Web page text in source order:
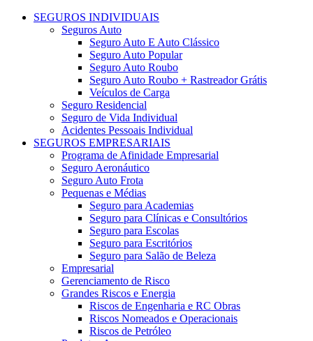
SEGUROS INDIVIDUAIS
Seguros Auto
Seguro Auto E Auto Clássico​
Seguro Auto Popular
Seguro Auto Roubo
Seguro Auto Roubo + Rastreador Grátis
Veículos de Carga
Seguro Residencial
Seguro de Vida Individual
Acidentes Pessoais Individual
SEGUROS EMPRESARIAIS
Programa de Afinidade Empresarial
Seguro Aeronáutico
Seguro Auto Frota
Pequenas e Médias
Seguro para Academias
Seguro para Clínicas e Consultórios
Seguro para Escolas
Seguro para Escritórios
Seguro para Salão de Beleza
Empresarial
Gerenciamento de Risco
Grandes Riscos e Energia
Riscos de Engenharia e RC Obras
Riscos Nomeados e Operacionais
Riscos de Petróleo